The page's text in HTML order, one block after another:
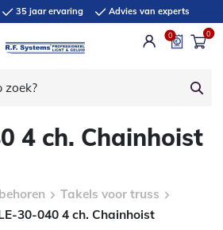
35 jaar ervaring Advies van experts
0 0
4 ch. Chainhoist
Takels voor truss
30-040 4 ch. Chainhoist